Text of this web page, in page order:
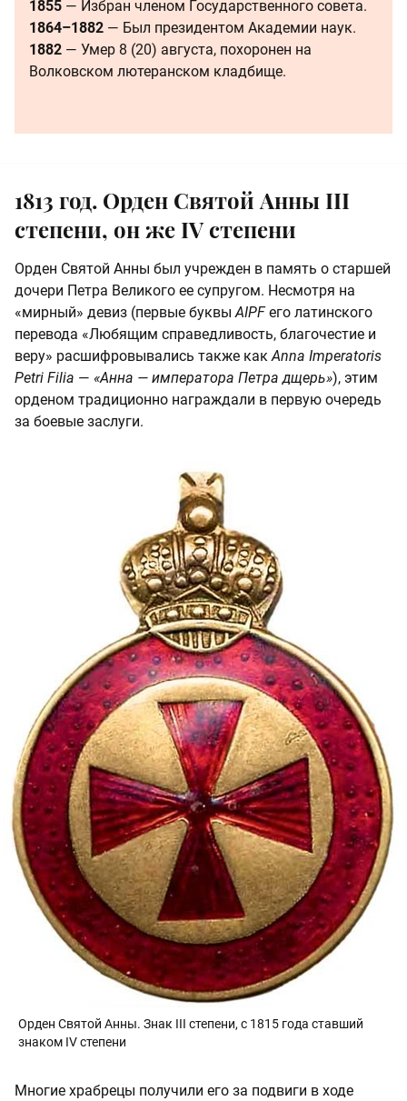
1855 — Избран членом Государственного совета.
1864–1882 — Был президентом Академии наук.
1882 — Умер 8 (20) августа, похоронен на
Волковском лютеранском кладбище.
1813 год. Орден Святой Анны III
степени, он же IV степени
Орден Святой Анны был учрежден в память о старшей
дочери Петра Великого ее супругом. Несмотря на
«мирный» девиз (первые буквыAIPFего латинского
перевода «Любящим справедливость, благочестие и
веру» расшифровывались также какAnna Imperatoris
Petri Filia — «Анна — императора Петра дщерь»), этим
орденом традиционно награждали в первую очередь
за боевые заслуги.
Орден Святой Анны. Знак III степени, с 1815 года ставший
знаком IV степени
Многие храбрецы получили его за подвиги в ходе